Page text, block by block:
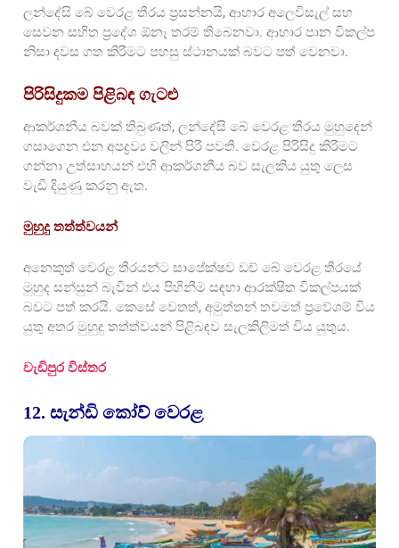
ලන්දේසි බේ වෙරළ තීරය ප්‍රසන්නයි, ආහාර අලෙවිසැල් සහ
සෙවන සහිත ප්‍රදේශ ඕනෑ තරම් තිබෙනවා. ආහාර පාන විකල්ප
නිසා දවස ගත කිරීමට පහසු ස්ථානයක් බවට පත් වෙනවා.
පිරිසිදුකම පිළිබඳ ගැටළු
ආකර්ශනීය බවක් තිබුණත්, ලන්දේසි බේ වෙරළ තීරය මුහුදෙන්
ගසාගෙන එන අපද්‍රව්‍ය වලින් පිරී පවතී. වෙරළ පිරිසිදු කිරීමට
ගන්නා උත්සාහයන් එහි ආකර්ශනීය බව සැලකිය යුතු ලෙස
වැඩි දියුණු කරනු ඇත.
මුහුදු තත්ත්වයන්
අනෙකුත් වෙරළ තීරයන්ට සාපේක්ෂව ඩච් බේ වෙරළ තීරයේ
මුහුද සන්සුන් බැවින් එය පිහිනීම සඳහා ආරක්ෂිත විකල්පයක්
බවට පත් කරයි. කෙසේ වෙතත්, අමුත්තන් තවමත් ප්‍රවේශම් විය
යුතු අතර මුහුදු තත්ත්වයන් පිළිබඳව සැලකිලිමත් විය යුතුය.
වැඩිපුර විස්තර
12. සැන්ඩි කෝව් වෙරළ